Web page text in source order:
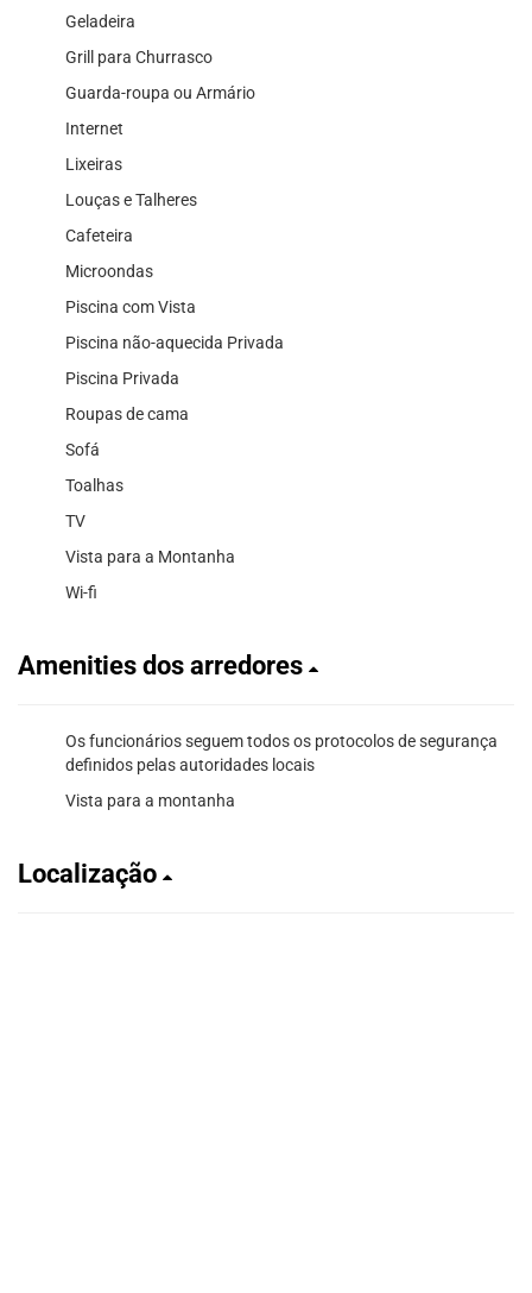
Geladeira
Grill para Churrasco
Guarda-roupa ou Armário
Internet
Lixeiras
Louças e Talheres
Cafeteira
Microondas
Piscina com Vista
Piscina não-aquecida Privada
Piscina Privada
Roupas de cama
Sofá
Toalhas
TV
Vista para a Montanha
Wi-fi
Amenities dos arredores
Os funcionários seguem todos os protocolos de segurança
definidos pelas autoridades locais
Vista para a montanha
Localização